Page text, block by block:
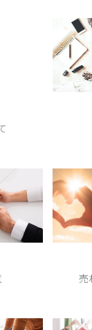
売